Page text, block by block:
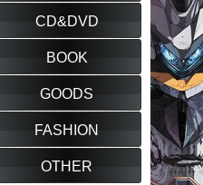
CD&DVD
BOOK
GOODS
FASHION
OTHER